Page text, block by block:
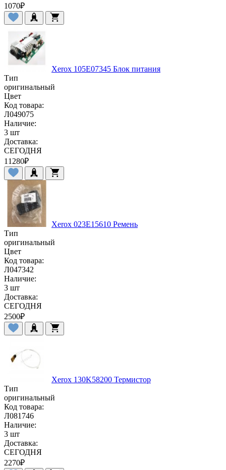
1070₽
Xerox 105E07345 Блок питания
Тип
оригинальный
Цвет
Код товара:
Л049075
Наличие:
3 шт
Доставка:
СЕГОДНЯ
11280₽
Xerox 023E15610 Ремень
Тип
оригинальный
Цвет
Код товара:
Л047342
Наличие:
3 шт
Доставка:
СЕГОДНЯ
2500₽
Xerox 130K58200 Термистор
Тип
оригинальный
Код товара:
Л081746
Наличие:
3 шт
Доставка:
СЕГОДНЯ
2270₽